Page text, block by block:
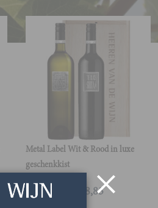
Metal Label Wit & Rood in luxe
geschenkkist
28,85